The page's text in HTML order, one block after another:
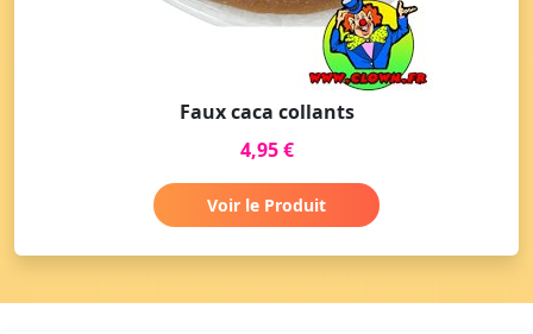
Faux caca collants
4,95 €
Voir le Produit